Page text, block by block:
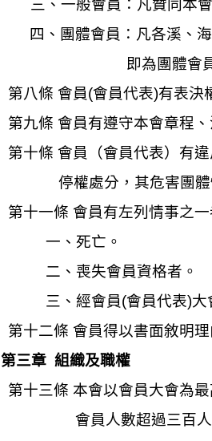
三 、一般會員：凡贊同本
四 、 團體會員：凡各溪、
即為團體會
第八條 會員(會員代表)有表決
第九條 會員有遵守本會章程
第十條 會員（會員代表）有
停權處分，其危害團
第十一條 會員有左列情事之
一、死亡。
二、喪失會員資格者。
三、經會員(會員代表)大
第十二條 會員得以書面敘明
第三章 組織及職權
第十三條 本會以會員大會為
會員人數超過三百